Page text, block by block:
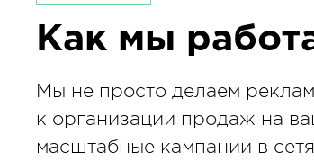
Как мы
Мы не просто делаем
к организации продаж на
масштабные кампании в